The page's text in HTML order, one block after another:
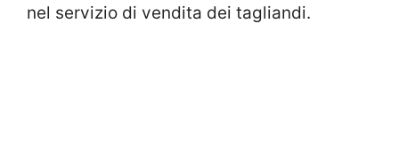
nel servizio di vendita dei tagliandi.